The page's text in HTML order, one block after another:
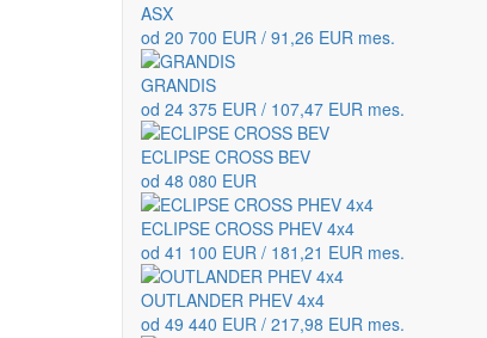
ASX
od 20 700 EUR / 91,26 EUR mes.
GRANDIS
od 24 375 EUR / 107,47 EUR mes.
ECLIPSE CROSS BEV
od 48 080 EUR
ECLIPSE CROSS PHEV 4x4
od 41 100 EUR / 181,21 EUR mes.
OUTLANDER PHEV 4x4
od 49 440 EUR / 217,98 EUR mes.